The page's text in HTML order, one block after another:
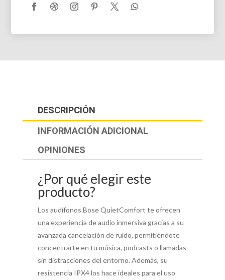
DESCRIPCIÓN
INFORMACIÓN ADICIONAL
OPINIONES
¿Por qué elegir este
producto?
Los audífonos Bose QuietComfort te ofrecen
una experiencia de audio inmersiva gracias a su
avanzada cancelación de ruido, permitiéndote
concentrarte en tu música, podcasts o llamadas
sin distracciones del entorno. Además, su
resistencia IPX4 los hace ideales para el uso